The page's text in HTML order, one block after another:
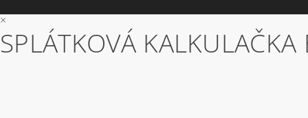
×
SPLÁTKOVÁ KALKULAČKA